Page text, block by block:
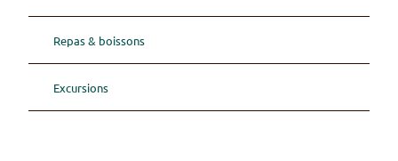
Repas & boissons
Excursions